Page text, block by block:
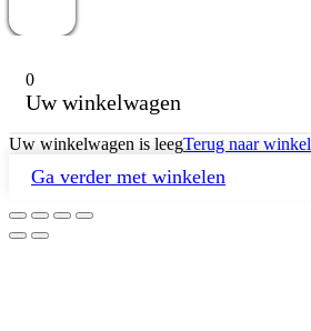
0
Uw winkelwagen
Uw winkelwagen is leegTerug naar winkel
Ga verder met winkelen